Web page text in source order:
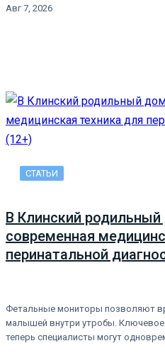
Авг 7, 2026
СТАТЬИ
В Клинский
современная
перинатальной
Фетальные мониторы позволяют
малышей внутри утробы.
теперь специалисты могут